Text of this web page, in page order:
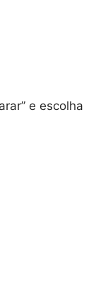
e escolha